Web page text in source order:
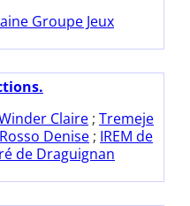
Groupe Jeux
Claire ; Tremeje
Rosso Denise ; IREM de
de Draguignan